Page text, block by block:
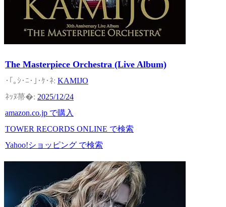
The Masterpiece Orchestra (Live Album)
KAMIJO
2025/12/24
amazon.co.jp で購入
TOWER RECORDS ONLINE で検索
Yahoo!ショッピング で検索